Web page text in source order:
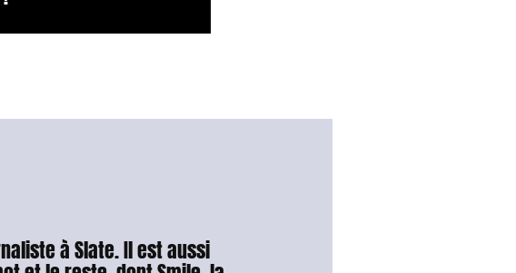
à Slate. Il est aussi